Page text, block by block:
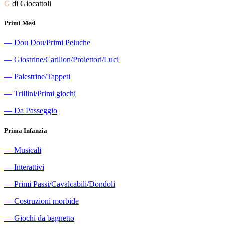
G di Giocattoli
Primi Mesi
― Dou Dou/Primi Peluche
― Giostrine/Carillon/Proiettori/Luci
― Palestrine/Tappeti
― Trillini/Primi giochi
― Da Passeggio
Prima Infanzia
― Musicali
― Interattivi
― Primi Passi/Cavalcabili/Dondoli
― Costruzioni morbide
― Giochi da bagnetto